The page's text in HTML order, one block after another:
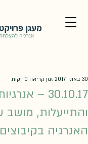
30.10.17 –
והתייעלות, מושב
האנרגיה בקיבוצים
30 באוק׳ 2017 זמן קריאה 0 דקות